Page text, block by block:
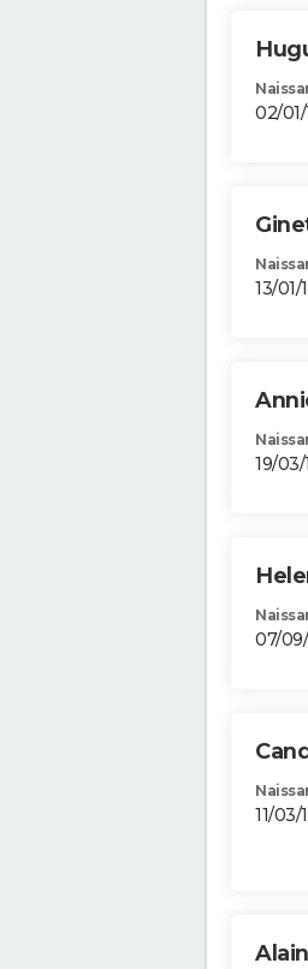
02/01/
13/01/
19/03/
07/
11/03/